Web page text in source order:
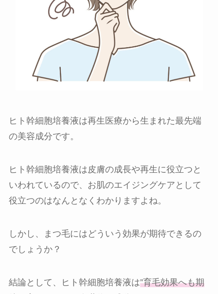
ヒト幹細胞培養液は再生医療から生まれた最先端
の美容成分です。
ヒト幹細胞培養液は皮膚の成長や再生に役立つと
いわれているので、お肌のエイジングケアとして
役立つのはなんとなくわかりますよね。
しかし、まつ毛にはどういう効果が期待できるの
でしょうか？
結論として、ヒト幹細胞培養液は”育毛効果へも期